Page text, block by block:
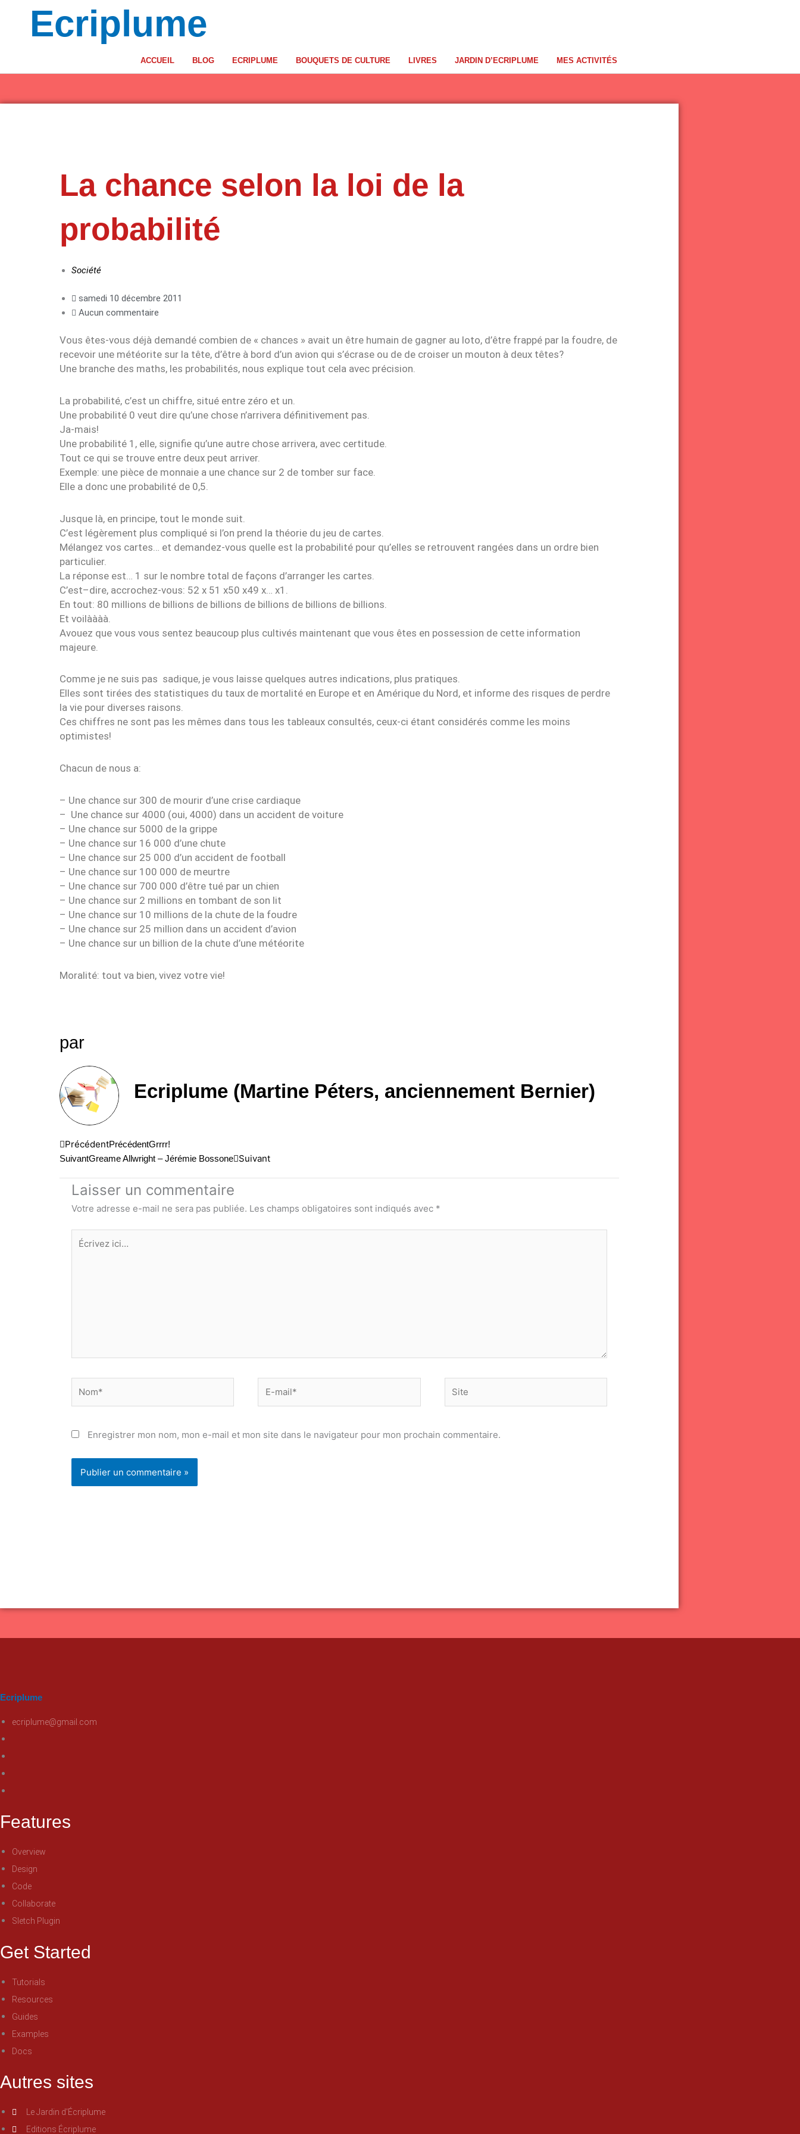
contenuEcriplume
ACCUEIL BLOG ECRIPLUME BOUQUETS DE CULTURE LIVRES JARDIN D’ECRIPLUME MES ACTIVITÉS
La chance selon la loi de la
probabilité
Société
samedi 10 décembre 2011
Aucun commentaire
Vous êtes-vous déjà demandé combien de « chances » avait un être humain de gagner au loto, d’être frappé par la foudre, de
recevoir une météorite sur la tête, d’être à bord d’un avion qui s’écrase ou de de croiser un mouton à deux têtes?
Une branche des maths, les probabilités, nous explique tout cela avec précision.
La probabilité, c’est un chiffre, situé entre zéro et un.
Une probabilité 0 veut dire qu’une chose n’arrivera définitivement pas.
Ja-mais!
Une probabilité 1, elle, signifie qu’une autre chose arrivera, avec certitude.
Tout ce qui se trouve entre deux peut arriver.
Exemple: une pièce de monnaie a une chance sur 2 de tomber sur face.
Elle a donc une probabilité de 0,5.
Jusque là, en principe, tout le monde suit.
C’est légèrement plus compliqué si l’on prend la théorie du jeu de cartes.
Mélangez vos cartes… et demandez-vous quelle est la probabilité pour qu’elles se retrouvent rangées dans un ordre bien
particulier.
La réponse est… 1 sur le nombre total de façons d’arranger les cartes.
C’est–dire, accrochez-vous: 52 x 51 x50 x49 x… x1.
En tout: 80 millions de billions de billions de billions de billions de billions.
Et voilàààà.
Avouez que vous vous sentez beaucoup plus cultivés maintenant que vous êtes en possession de cette information
majeure.
Comme je ne suis pas sadique, je vous laisse quelques autres indications, plus pratiques.
Elles sont tirées des statistiques du taux de mortalité en Europe et en Amérique du Nord, et informe des risques de perdre
la vie pour diverses raisons.
Ces chiffres ne sont pas les mêmes dans tous les tableaux consultés, ceux-ci étant considérés comme les moins
optimistes!
Chacun de nous a:
– Une chance sur 300 de mourir d’une crise cardiaque
– Une chance sur 4000 (oui, 4000) dans un accident de voiture
– Une chance sur 5000 de la grippe
– Une chance sur 16 000 d’une chute
– Une chance sur 25 000 d’un accident de football
– Une chance sur 100 000 de meurtre
– Une chance sur 700 000 d’être tué par un chien
– Une chance sur 2 millions en tombant de son lit
– Une chance sur 10 millions de la chute de la foudre
– Une chance sur 25 million dans un accident d’avion
– Une chance sur un billion de la chute d’une météorite
Moralité: tout va bien, vivez votre vie!
par
Ecriplume (Martine Péters, anciennement Bernier)
PrécédentPrécédentGrrrr!
SuivantGreame Allwright – Jérémie Bossone Suivant
Laisser un commentaire
Votre adresse e-mail ne sera pas publiée. Les champs obligatoires sont indiqués avec *
Écrivez
ici…
mail*
Enregistrer mon nom, mon e-mail et mon site dans le navigateur pour mon prochain commentaire.
Ecriplume
ecriplume@gmail.com
Features
Overview
Design
Code
Collaborate
Sletch Plugin
Get Started
Tutorials
Resources
Guides
Examples
Docs
Autres sites
Le Jardin d'Écriplume
Editions Écriplume